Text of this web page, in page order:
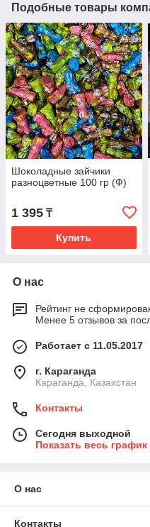
Подобные товары
Шоколадные зайчики
разноцветные 100 гр (Ф)
1 395 ₸
Купить
О нас
Рейтинг не
Менее 5 отзывов за
Работает с 11.05.2017
г. Караганда
Караганда, Казахстан
Контакты
Сегодня выходной
Показать весь
О нас
Контакты